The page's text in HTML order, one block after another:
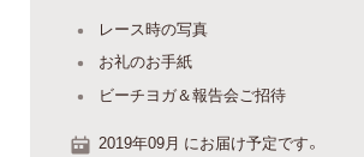
レース時の写真
お礼のお手紙
ビーチヨガ＆報告会ご招待
2019年09月 にお届け予定です。